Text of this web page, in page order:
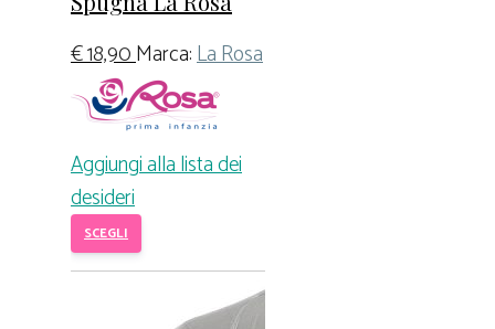
€18,90Marca:La Rosa
Aggiungi alla lista dei
desideri
SCEGLI